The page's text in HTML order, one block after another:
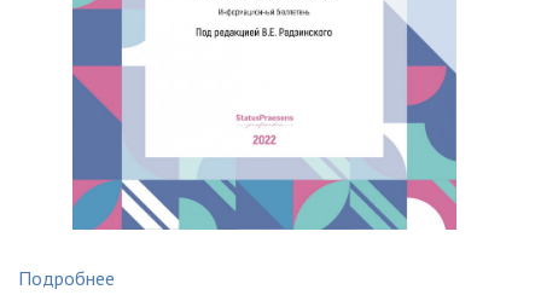
Подробнее